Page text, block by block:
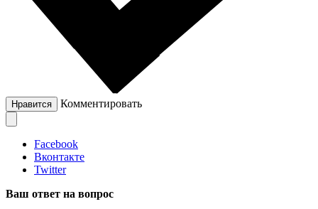
Нравится Комментировать
Facebook
Вконтакте
Twitter
Ваш ответ на вопрос